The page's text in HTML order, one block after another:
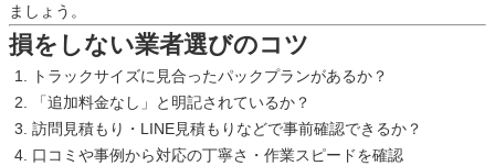
ましょう。
損をしない業者選びのコツ
トラックサイズに見合ったパックプランがあるか？
「追加料金なし」と明記されているか？
訪問見積もり・LINE見積もりなどで事前確認できるか？
口コミや事例から対応の丁寧さ・作業スピードを確認